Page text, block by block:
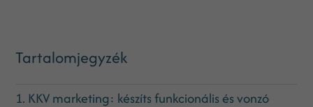
Tartalomjegyzék
1. KKV marketing: készíts funkcionális és vonzó